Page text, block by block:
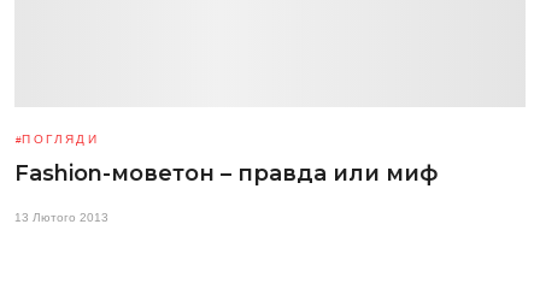
ПОГЛЯДИ
Fashion-моветон – правда или миф
13 Лютого 2013